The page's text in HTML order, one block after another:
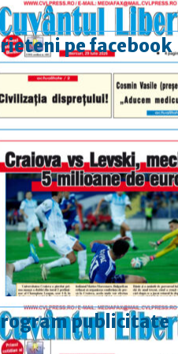
pe facebook
publicitate